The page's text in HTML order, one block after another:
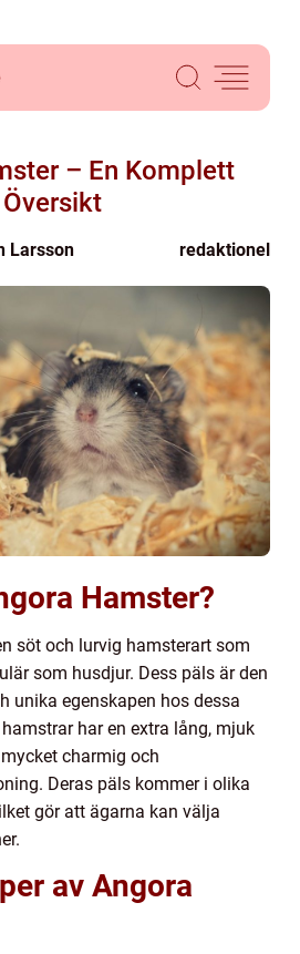
– En Komplett
Översikt
Larsson redaktionel
Hamster?
söt och lurvig hamsterart som
som husdjur. Dess päls är den
unika egenskapen hos dessa
har en extra lång, mjuk
charmig och
Deras päls kommer i olika
gör att ägarna kan välja
av Angora